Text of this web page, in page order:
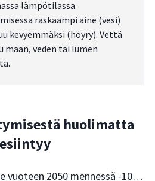
lämpötilassa.
raskaampi aine (vesi)
kevyemmäksi (höyry). Vettä
maan, veden tai lumen
huolimatta
vuoteen 2050 mennessä -10…